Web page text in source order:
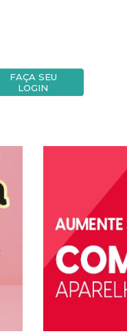
FAÇA SEU
LOGIN